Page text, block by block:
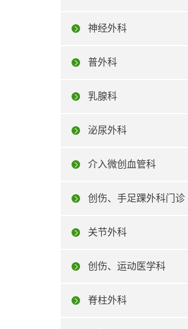
神经外科
普外科
乳腺科
泌尿外科
介入微创血管科
创伤、手足踝外科门诊
关节外科
创伤、运动医学科
脊柱外科